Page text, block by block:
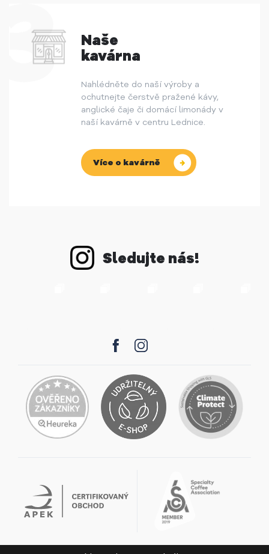
Naše
kavárna
Nahlédněte do naší výroby a
ochutnejte čerstvě pražené kávy,
anglické čaje či domácí limonády v
naší kavárně v centru Lednice.
Více o kavárně
Sledujte nás!